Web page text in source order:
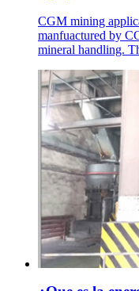
CGM mining
manfuactured by
mineral handling.